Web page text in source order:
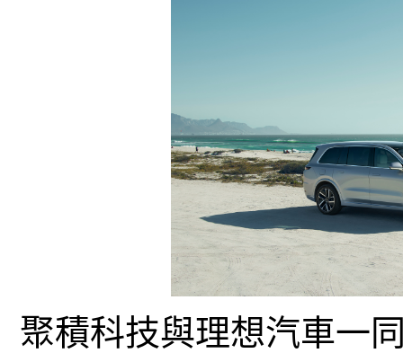
聚積科技與理想汽車一